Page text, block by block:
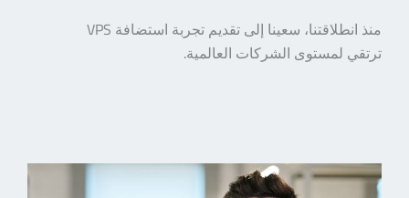
منذ انطلاقتنا، سعينا إلى تقديم تجربة استضافة VPS
ترتقي لمستوى الشركات العالمية.